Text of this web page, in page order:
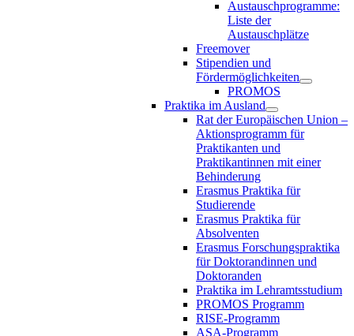
Austauschprogramme:
Liste der
Austauschplätze
Freemover
Stipendien und
Fördermöglichkeiten
PROMOS
Praktika im Ausland
Rat der Europäischen Union –
Aktionsprogramm für
Praktikanten und
Praktikantinnen mit einer
Behinderung
Erasmus Praktika für
Studierende
Erasmus Praktika für
Absolventen
Erasmus Forschungspraktika
für Doktorandinnen und
Doktoranden
Praktika im Lehramtsstudium
PROMOS Programm
RISE-Programm
ASA-Programm